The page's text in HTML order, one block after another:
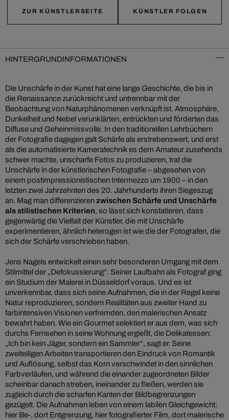
ZUR KÜNSTLERSEITE KÜNSTLER FOLGEN
HINTERGRUNDINFORMATIONEN
Die Unschärfe in der Kunst hat eine lange Geschichte, die bis in
die Renaissance zurückreicht und untrennbar mit der
Beobachtung von Naturphänomenen verknüpft ist. Atmosphäre,
Dunkelheit und Nebel verunklärten, entrückten und förderten das
Diffuse und Geheinmissvolle. In den traditionellen Lehrbüchern
der Fotografie dagegen galt Schärfe als erstrebenswert, und erst
als die automatisierte Kameratechnik es dem Amateur zusehends
schwer machte, unscharfe Fotos zu produzieren, trat die
Unschärfe in der künstlerischen Fotografie – abgesehen von
einem postimpressionistischen Intermezzo um 1900 – in den
letzten zwei Jahrzehnten des 20. Jahrhunderts ihren Siegeszug
an. Mag man differenzierenzwischen Schärfe und Unschärfe
als stilistischen Kriterien, so lässt sich konstatieren, dass
gegenwärtig die Vielfalt der Künstler, die mit Unschärfe
experimentieren, ähnlich heterogen ist wie die der Fotografen, die
sich der Schärfe verschrieben haben.
Jens Nagels entwickelt einen sehr besonderen Umgang mit dem
Stilmittel der „Defokussierung“. Seiner Laufbahn als Fotograf ging
ein Studium der Malerei in Düsseldorf voraus. Und es ist
unverkennbar, dass sich seine Aufnahmen, die in der Regel keine
Natur reproduzieren, sondern Realitäten aus zweiter Hand zu
farbintensiven Visionen verfremden, den malerischen Ansatz
bewahrt haben. Wie ein Gourmet selektiert er aus dem, was sich
durchs Fernsehen in seine Wohnung ergießt, die Delikatessen:
„Ich bin kein Jäger, sondern ein Sammler“, sagt er. Seine
zweiteiligen Arbeiten transportieren den Eindruck von Romantik
und Auflösung, selbst das Korn verschwindet in den sinnlichen
Farbverläufen, und während die einander zugeordneten Bilder
scheinbar danach streben, ineinander zu fließen, werden sie
zugleich durch die scharfen Kanten der Bildbegrenzungen
gezügelt. Die Aufnahmen leben von einem labilen Gleichgewicht:
hier Be-, dort Entgrenzung, hier fotografierter Film, dort malerische